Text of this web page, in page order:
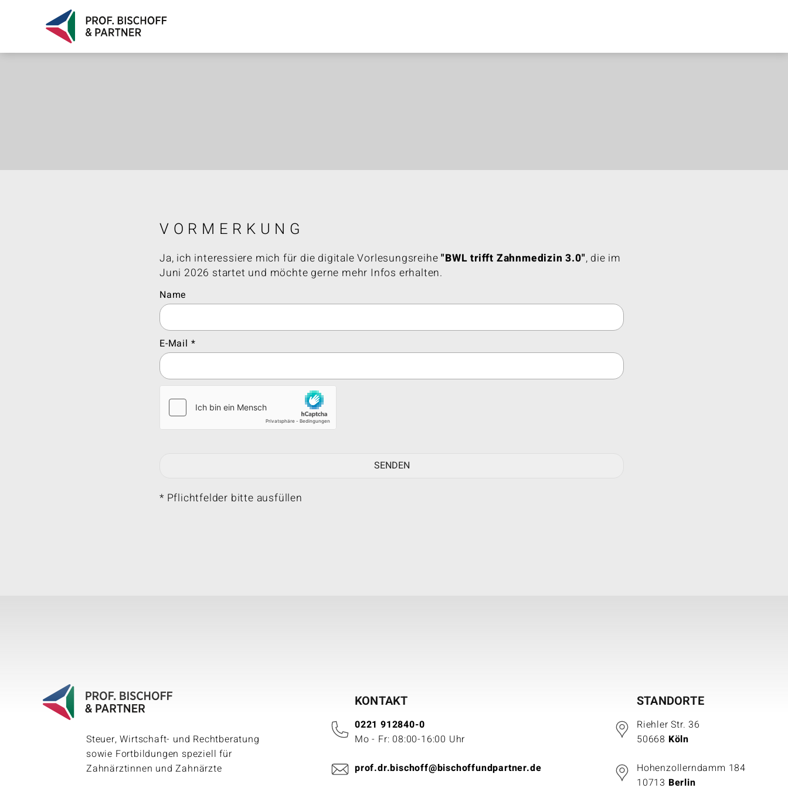
VORMERKUNG
Ja, ich interessiere mich für die digitale Vorlesungsreihe "BWL trifft Zahnmedizin 3.0", die im
Juni 2026 startet und möchte gerne mehr Infos erhalten.
Name
E-Mail
* Pflichtfelder bitte ausfüllen
Steuer, Wirtschaft- und Rechtberatung
sowie Fortbildungen speziell für
Zahnärztinnen und Zahnärzte
KONTAKT
0221 912840-0
Mo - Fr: 08:00-16:00 Uhr
prof.dr.bischoff@bischoffundpartner.de
STANDORTE
Riehler Str. 36
50668 Köln
Hohenzollerndamm 184
10713 Berlin